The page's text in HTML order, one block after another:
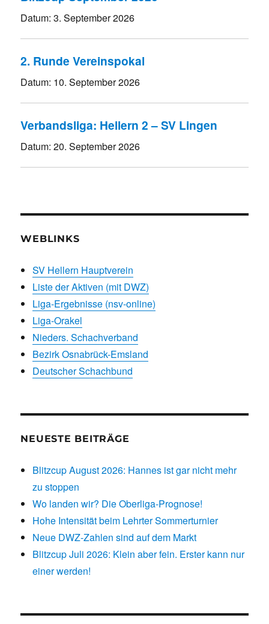
Datum:3. September 2026
2. Runde Vereinspokal
Datum: 10. September 2026
Verbandsliga: Hellern 2 – SV Lingen
Datum:20. September 2026
WEBLINKS
SV Hellern Hauptverein
Liste der Aktiven (mit DWZ)
Liga-Ergebnisse (nsv-online)
Liga-Orakel
Nieders. Schachverband
Bezirk Osnabrück-Emsland
Deutscher Schachbund
NEUESTE BEITRÄGE
Blitzcup August 2026: Hannes ist gar nicht mehr
zu stoppen
Wo landen wir? Die Oberliga-Prognose!
Hohe Intensität beim Lehrter Sommerturnier
Neue DWZ-Zahlen sind auf dem Markt
Blitzcup Juli 2026: Klein aber fein. Erster kann nur
einer werden!